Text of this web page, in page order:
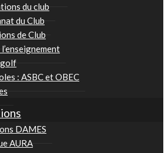
du club
du Club
de Club
golf
: ASBC et OBEC
DAMES
AURA